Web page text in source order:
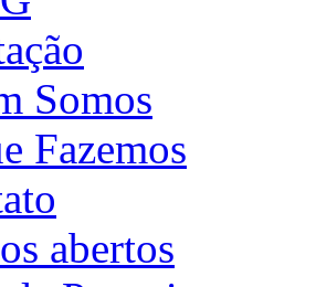
Somos
Fazemos
abertos